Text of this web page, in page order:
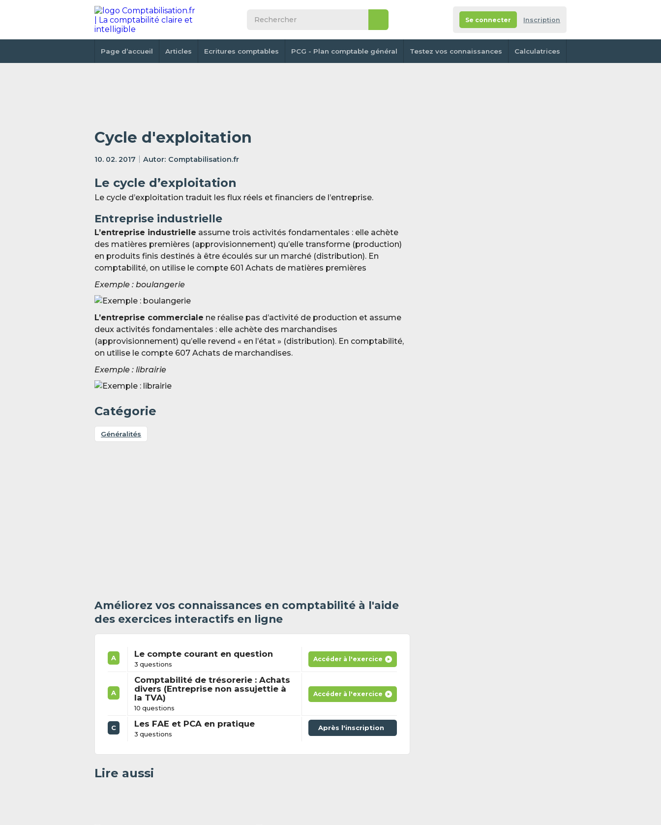
Se connecter Inscription
Page d’accueil Articles Ecritures comptables PCG - Plan comptable général Testez vos connaissances Calculatrices
Cycle d'exploitation
10. 02. 2017 Comptabilisation.fr
Le cycle d’exploitation
Le cycle d’exploitation traduit les flux réels et financiers de l’entreprise.
Entreprise industrielle
L’entreprise industrielle assume trois activités fondamentales : elle achète
des matières premières (approvisionnement) qu’elle transforme (production)
en produits finis destinés à être écoulés sur un marché (distribution). En
comptabilité, on utilise le compte 601 Achats de matières premières
Exemple : boulangerie
L’entreprise commerciale ne réalise pas d’activité de production et assume
deux activités fondamentales : elle achète des marchandises
(approvisionnement) qu’elle revend « en l’état » (distribution). En comptabilité,
on utilise le compte 607 Achats de marchandises.
Exemple : librairie
Catégorie
Généralités
Améliorez vos connaissances en comptabilité à l'aide
des exercices interactifs en ligne
A Le compte courant en question
3 questions
Accéder à l'exercice
A
Comptabilité de trésorerie : Achats
divers (Entreprise non assujettie à
la TVA)
10 questions
Accéder à l'exercice
C Les FAE et PCA en pratique
3 questions
Après l'inscription
Lire aussi